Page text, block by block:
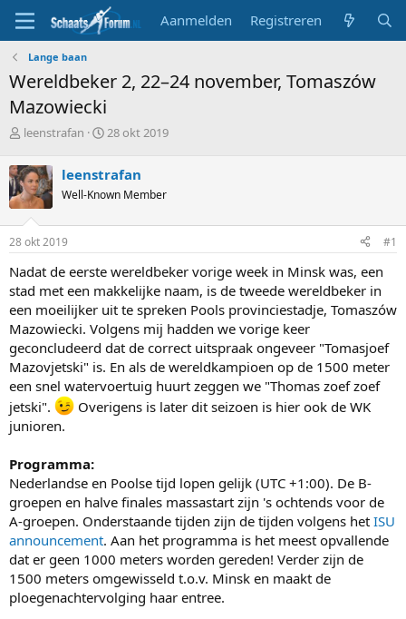
Aanmelden Registreren
Lange baan
Wereldbeker 2, 22–24 november, Tomaszów
Mazowiecki
T
p
i
c
s
t
a
t
e
r
leenstrafan
S
r
t
a
m
28 okt 2019
leenstrafan
Well-Known Member
28 okt 2019 #1
Nadat de eerste wereldbeker vorige week in Minsk was, een
stad met een makkelijke naam, is de tweede wereldbeker in
een moeilijker uit te spreken Pools provinciestadje, Tomaszów
Mazowiecki. Volgens mij hadden we vorige keer
geconcludeerd dat de correct uitspraak ongeveer "Tomasjoef
Mazovjetski" is. En als de wereldkampioen op de 1500 meter
een snel watervoertuig huurt zeggen we "Thomas zoef zoef
jetski".
Overigens is later dit seizoen is hier ook de WK
junioren.
Programma:
Nederlandse en Poolse tijd lopen gelijk (UTC +1:00). De B-
groepen en halve finales massastart zijn 's ochtends voor de
A-groepen. Onderstaande tijden zijn de tijden volgens het ISU
announcement. Aan het programma is het meest opvallende
dat er geen 1000 meters worden gereden! Verder zijn de
1500 meters omgewisseld t.o.v. Minsk en maakt de
ploegenachtervolging haar entree.